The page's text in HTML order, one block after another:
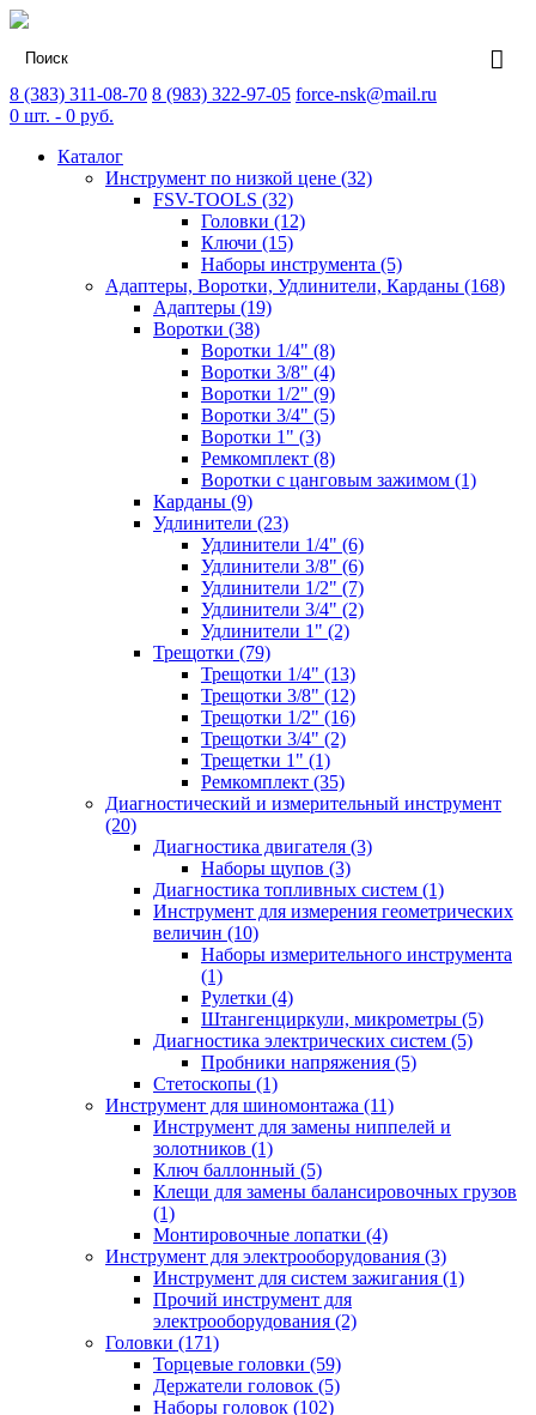
8 (383) 311-08-70 8 (983) 322-97-05 force-nsk@mail.ru
0 шт. - 0 руб.
Каталог
Инструмент по низкой цене (32)
FSV-TOOLS (32)
Головки (12)
Ключи (15)
Наборы инструмента (5)
Адаптеры, Воротки, Удлинители, Карданы (168)
Адаптеры (19)
Воротки (38)
Воротки 1/4" (8)
Воротки 3/8" (4)
Воротки 1/2" (9)
Воротки 3/4" (5)
Воротки 1" (3)
Ремкомплект (8)
Воротки с цанговым зажимом (1)
Карданы (9)
Удлинители (23)
Удлинители 1/4" (6)
Удлинители 3/8" (6)
Удлинители 1/2" (7)
Удлинители 3/4" (2)
Удлинители 1" (2)
Трещотки (79)
Трещотки 1/4" (13)
Трещотки 3/8" (12)
Трещотки 1/2" (16)
Трещотки 3/4" (2)
Трещетки 1" (1)
Ремкомплект (35)
Диагностический и измерительный инструмент
(20)
Диагностика двигателя (3)
Наборы щупов (3)
Диагностика топливных систем (1)
Инструмент для измерения геометрических
величин (10)
Наборы измерительного инструмента
(1)
Рулетки (4)
Штангенциркули, микрометры (5)
Диагностика электрических систем (5)
Пробники напряжения (5)
Стетоскопы (1)
Инструмент для шиномонтажа (11)
Инструмент для замены ниппелей и
золотников (1)
Ключ баллонный (5)
Клещи для замены балансировочных грузов
(1)
Монтировочные лопатки (4)
Инструмент для электрооборудования (3)
Инструмент для систем зажигания (1)
Прочий инструмент для
электрооборудования (2)
Головки (171)
Торцевые головки (59)
Держатели головок (5)
Наборы головок (102)